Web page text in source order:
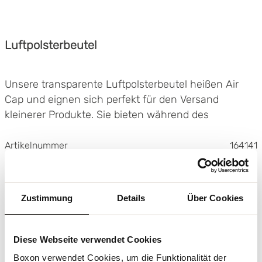
Zustimmung Details Über Cookies
Diese Webseite verwendet Cookies
Boxon verwendet Cookies, um die Funktionalität der
Luftpolsterbeutel
Unsere transparente Luftpolsterbeutel heißen Air
Cap und eignen sich perfekt für den Versand
kleinerer Produkte. Sie bieten während des
Schlägen, Gewichtsdruck usw.
Stoßdämpfend
Recycelbar
Artikelnummer 164141